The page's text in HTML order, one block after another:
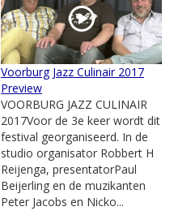
Voorburg Jazz Culinair 2017
Preview
VOORBURG JAZZ CULINAIR
2017Voor de 3e keer wordt dit
festival georganiseerd. In de
studio organisator Robbert H
Reijenga, presentatorPaul
Beijerling en de muzikanten
Peter Jacobs en Nicko...